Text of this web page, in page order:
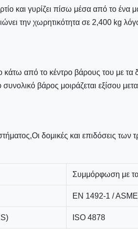
και γυρίζει πίσω μέσα από το ένα
την χωρητικότητα σε 2,400 kg
κάτω από το κέντρο βάρους του με τα
βάρος μοιράζεται εξίσου
δομικές και επιδόσεις των
Συμμόρφωση με
EN 1492-1 /
ISO 4878